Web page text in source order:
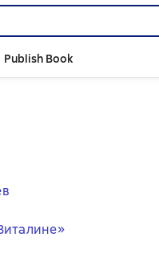
Publish Book